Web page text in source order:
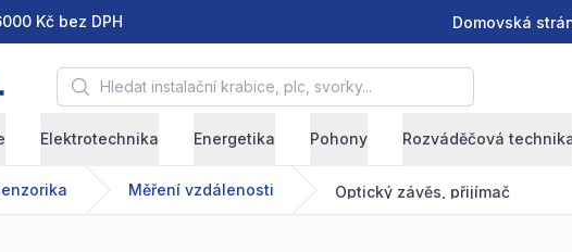
Kč bez DPH Domovská
Hledat instalační krabice, plc, svorky...
Elektrotechnika Energetika Pohony Rozváděčová
Měření vzdálenosti Optický závěs, přijímač